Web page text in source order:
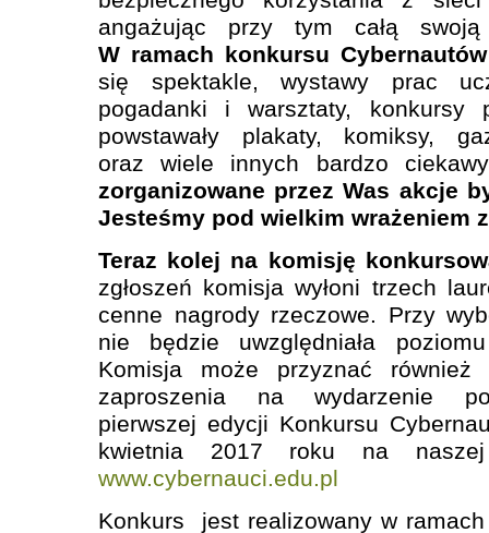
angażując przy tym całą swoją
W ramach konkursu
się spektakle, wystawy prac
pogadanki i warsztaty, konkursy
powstawały plakaty, komiksy,
oraz wiele innych bardzo
zorganizowane przez Was akcje
Jesteśmy pod wielkim wrażeniem
Teraz kolej na komisję
zgłoszeń komisja wyłoni trzech
cenne nagrody rzeczowe. Przy
nie będzie uwzględniała
Komisja może przyznać również
zaproszenia na wydarzenie
pierwszej edycji Konkursu
kwietnia 2017 roku na naszej
www.cybernauci.edu.pl
Konkurs jest realizowany w ramach